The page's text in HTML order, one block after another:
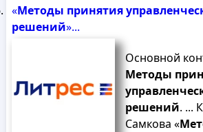
«Методы принятия
решений»...
Основной
Методы
решений. ...
Самкова «